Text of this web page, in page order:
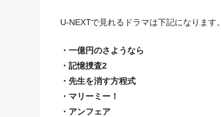
U-NEXTで見れるドラマは下記になります。
・一億円のさようなら
・記憶捜査2
・先生を消す方程式
・マリーミー！
・アンフェア